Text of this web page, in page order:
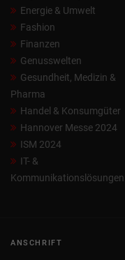
Energie & Umwelt
Fashion
Finanzen
Genusswelten
Gesundheit, Medizin &
Pharma
Handel & Konsumgüter
Hannover Messe 2024
ISM 2024
IT- &
Kommunikationslösungen
ANSCHRIFT